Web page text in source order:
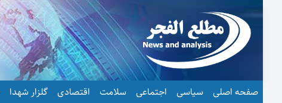
صفحه اصلی سیاسی اجتماعی سلامت اقتصادی گلزار شهدا